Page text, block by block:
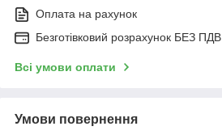
Оплата на рахунок
Безготівковий розрахунок БЕЗ ПДВ
Всі умови оплати
Умови повернення